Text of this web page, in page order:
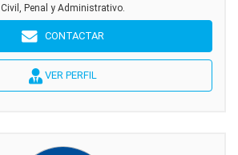
Civil, Penal y Administrativo.
CONTACTAR
VER PERFIL